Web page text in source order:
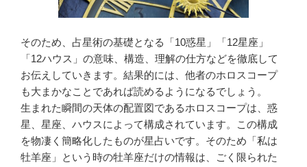
そのため、占星術の基礎となる「10惑星」「12星座」
「12ハウス」の意味、構造、理解の仕方などを徹底して
お伝えしていきます。結果的には、他者のホロスコープ
も大まかなことであれば読めるようになるでしょう。
生まれた瞬間の天体の配置図であるホロスコープは、惑
星、星座、ハウスによって構成されています。この構成
を物凄く簡略化したものが星占いです。そのため「私は
牡羊座」という時の牡羊座だけの情報は、ごく限られた